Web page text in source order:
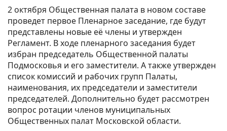
2 октября Общественная палата в новом составе
проведет первое Пленарное заседание, где будут
представлены новые её члены и утвержден
Регламент. В ходе пленарного заседания будет
избран председатель Общественной палаты
Подмосковья и его заместители. А также утвержден
список комиссий и рабочих групп Палаты,
наименования, их председатели и заместители
председателей. Дополнительно будет рассмотрен
вопрос ротации членов муниципальных
Общественных палат Московской области.